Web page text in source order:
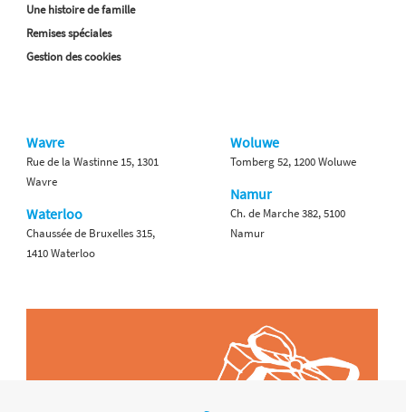
Une histoire de famille
Remises spéciales
Gestion des cookies
Wavre
Rue de la Wastinne 15, 1301
Wavre
Waterloo
Chaussée de Bruxelles 315,
1410 Waterloo
Woluwe
Tomberg 52, 1200 Woluwe
Namur
Ch. de Marche 382, 5100
Namur